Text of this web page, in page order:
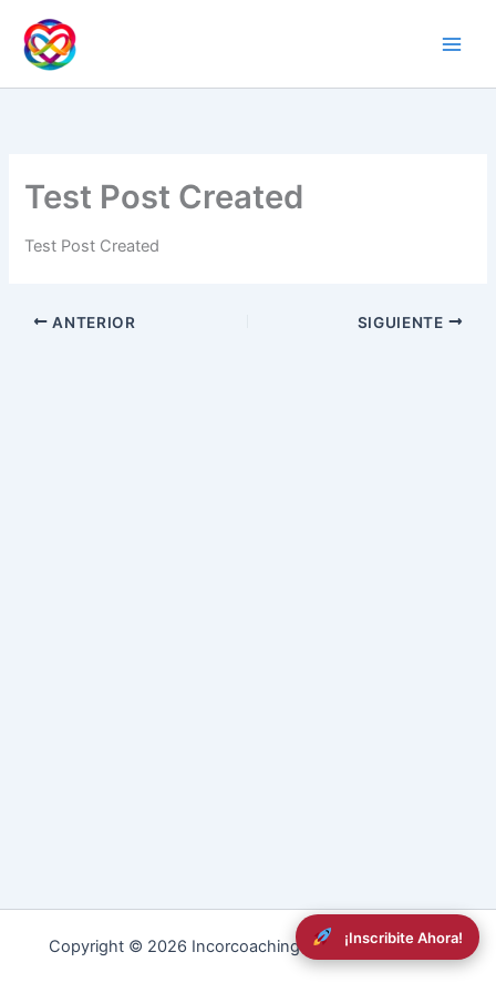
contenido
Test Post Created
Test Post Created
ANTERIOR SIGUIENTE
Copyright © 2026 Incorcoaching | Powered byRDev
¡Inscribite Ahora!